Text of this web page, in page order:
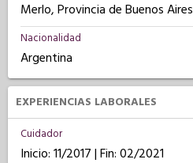
Merlo, Provincia de Buenos Aires
Nacionalidad
Argentina
EXPERIENCIAS LABORALES
Cuidador
Inicio: 11/2017 | Fin: 02/2021